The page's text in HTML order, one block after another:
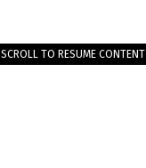
SCROLL TO RESUME CONTENT